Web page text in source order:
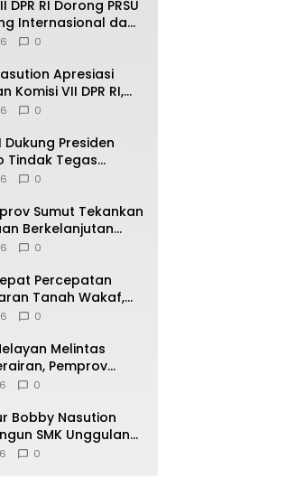
DPR RI Dorong PRSU
Internasional dan
Sumut
0
Apresiasi
Komisi VII DPR RI,
Masuk Kalender
0
Dukung Presiden
Tindak Tegas
Tanpa Tebang
0
Sumut Tekankan
Berkelanjutan
Generasi
0
Percepatan
Tanah Wakaf,
Sumut dan
0
Melintas
Pemprov
Tiga Langkah
0
Bobby Nasution
SMK Unggulan
Berkonsep
0